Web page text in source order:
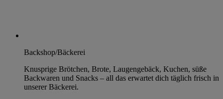
Backshop/Bäckerei
Knusprige Brötchen, Brote, Laugengebäck, Kuchen, süße
Backwaren und Snacks – all das erwartet dich täglich frisch in
unserer Bäckerei.